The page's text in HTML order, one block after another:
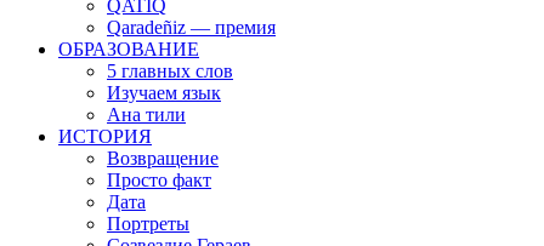
QATIQ
Qaradeñiz — премия
ОБРАЗОВАНИЕ
5 главных слов
Изучаем язык
Ана тили
ИСТОРИЯ
Возвращение
Просто факт
Дата
Портреты